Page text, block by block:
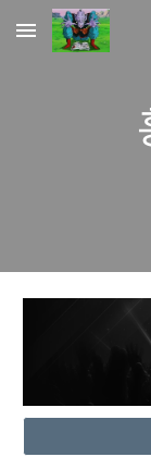
Skip to main